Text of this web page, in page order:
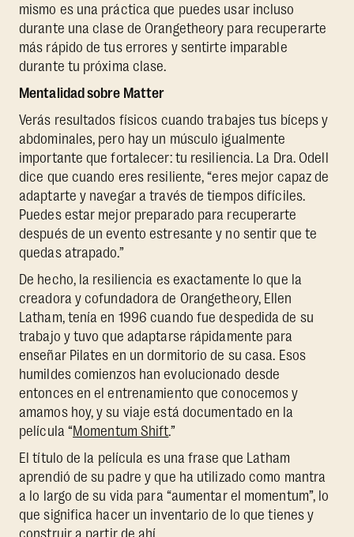
mismo es una práctica que puedes usar incluso
durante una clase de Orangetheory para recuperarte
más rápido de tus errores y sentirte imparable
durante tu próxima clase.
Mentalidad sobre Matter
Verás resultados físicos cuando trabajes tus bíceps y
abdominales, pero hay un músculo igualmente
importante que fortalecer: tu resiliencia. La Dra. Odell
dice que cuando eres resiliente, “eres mejor capaz de
adaptarte y navegar a través de tiempos difíciles.
Puedes estar mejor preparado para recuperarte
después de un evento estresante y no sentir que te
quedas atrapado.”
De hecho, la resiliencia es exactamente lo que la
creadora y cofundadora de Orangetheory, Ellen
Latham, tenía en 1996 cuando fue despedida de su
trabajo y tuvo que adaptarse rápidamente para
enseñar Pilates en un dormitorio de su casa. Esos
humildes comienzos han evolucionado desde
entonces en el entrenamiento que conocemos y
amamos hoy, y su viaje está documentado en la
película “Momentum Shift.”
El título de la película es una frase que Latham
aprendió de su padre y que ha utilizado como mantra
a lo largo de su vida para “aumentar el momentum”, lo
que significa hacer un inventario de lo que tienes y
construir a partir de ahí.